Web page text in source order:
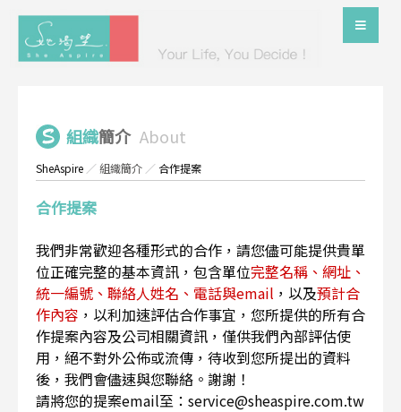
組織簡介 About
SheAspire ／組織簡介 ／ 合作提案
合作提案
我們非常歡迎各種形式的合作，請您儘可能提供貴單
位正確完整的基本資訊，包含單位完整名稱、網址、
統一編號、聯絡人姓名、電話與email ，以及預計合
作內容 ，以利加速評估合作事宜，您所提供的所有合
作提案內容及公司相關資訊，僅供我們內部評估使
用，絕不對外公佈或流傳，待收到您所提出的資料
後，我們會儘速與您聯絡。謝謝！
請將您的提案email至：service@sheaspire.com.tw